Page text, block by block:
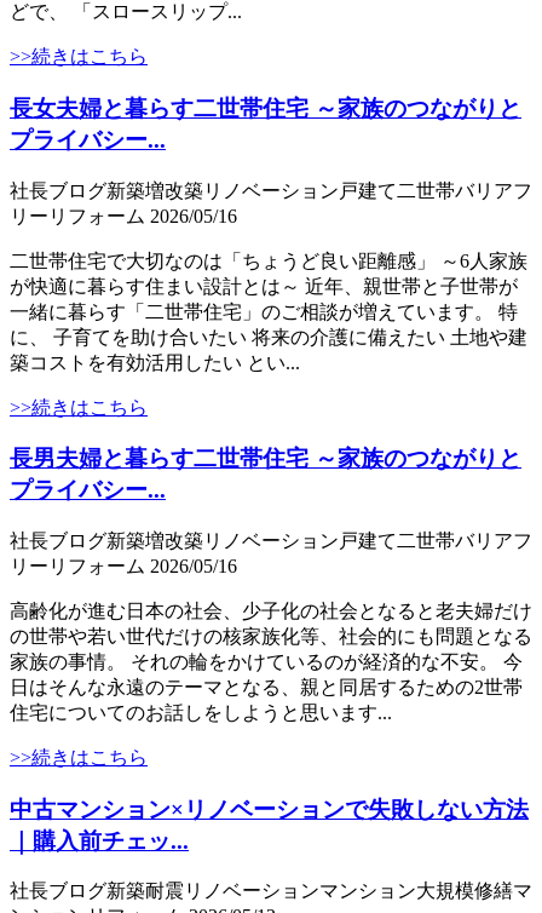
どで、 「スロースリップ...
>>続きはこちら
長女夫婦と暮らす二世帯住宅 ～家族のつながりと
プライバシー...
社長ブログ新築増改築リノベーション 戸建て 二世帯バリアフ
リー リフォーム 2026/05/16
二世帯住宅で大切なのは「ちょうど良い距離感」 ～6人家族
が快適に暮らす住まい設計とは～ 近年、親世帯と子世帯が
一緒に暮らす「二世帯住宅」のご相談が増えています。 特
に、 子育てを助け合いたい 将来の介護に備えたい 土地や建
築コストを有効活用したい とい...
>>続きはこちら
長男夫婦と暮らす二世帯住宅 ～家族のつながりと
プライバシー...
社長ブログ新築増改築リノベーション 戸建て 二世帯バリアフ
リー リフォーム 2026/05/16
高齢化が進む日本の社会、少子化の社会となると老夫婦だけ
の世帯や若い世代だけの核家族化等、社会的にも問題となる
家族の事情。 それの輪をかけているのが経済的な不安。 今
日はそんな永遠のテーマとなる、親と同居するための2世帯
住宅についてのお話しをしようと思います...
>>続きはこちら
中古マンション×リノベーションで失敗しない方法
｜購入前チェッ...
社長ブログ新築耐震 リノベーションマンション大規模修繕マ